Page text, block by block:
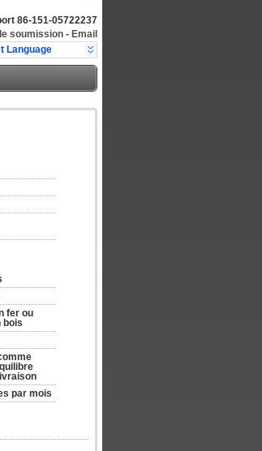
86-151-05722237
soumission - Email
Language
fer ou
bois
par mois